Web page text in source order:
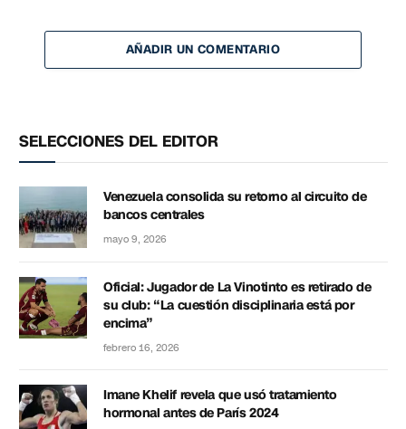
AÑADIR UN COMENTARIO
SELECCIONES DEL EDITOR
Venezuela consolida su retorno al circuito de
bancos centrales
mayo 9, 2026
Oficial: Jugador de La Vinotinto es retirado de
su club: “La cuestión disciplinaria está por
encima”
febrero 16, 2026
Imane Khelif revela que usó tratamiento
hormonal antes de París 2024